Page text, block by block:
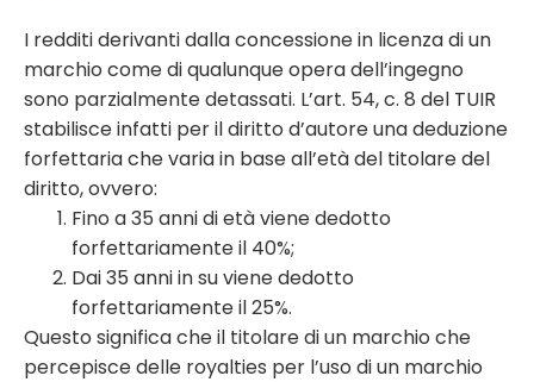
I redditi derivanti dalla concessione in licenza di un
marchio come di qualunque opera dell’ingegno
sono parzialmente detassati. L’art. 54, c. 8 del TUIR
stabilisce infatti per il diritto d’autore una deduzione
forfettaria che varia in base all’età del titolare del
diritto, ovvero:
Fino a 35 anni di età viene dedotto
forfettariamente il 40%;
Dai 35 anni in su viene dedotto
forfettariamente il 25%.
Questo significa che il titolare di un marchio che
percepisce delle royalties per l’uso di un marchio